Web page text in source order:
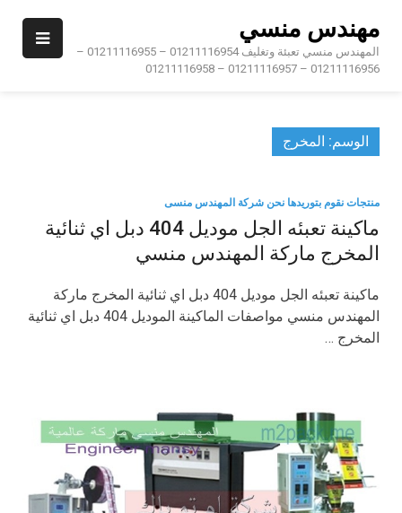
content
مهندس منسي
المهندس منسي تعبئة وتغليف 01211116954 – 01211116955 –
01211116956 – 01211116957 – 01211116958
الوسم: المخرج
منتجات نقوم بتوريدها نحن شركة المهندس منسى
ماكينة تعبئه الجل موديل 404 دبل اي ثنائية
المخرج ماركة المهندس منسي
ماكينة تعبئه الجل موديل 404 دبل اي ثنائية المخرج ماركة
المهندس منسي مواصفات الماكينة الموديل 404 دبل اي ثنائية
المخرج …